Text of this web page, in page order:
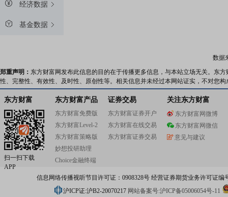
经济数据
基金数据
数据
郑重声明： 东方财富网发布此信息的目的在于传播更多信息，与本站立场无关。东
性、完整性、有效性、及时性、原创性等。相关信息并未经过本网站证实，不对您
东方财富
扫一扫下载
APP
东方财富产品
东方财富免费版
东方财富Level-2
东方财富策略版
妙想投研助理
Choice金融终端
证券交易
东方财富证券开户
东方财富在线交易
东方财富证券交易
关注东方财富
东方财富网微博
东方财富网微信
意见与建议
信息网络传播视听节目许可证：0908328号 经营证券期货业务许可证编
沪ICP证:沪B2-20070217 网站备案号:沪ICP备05006054号-11